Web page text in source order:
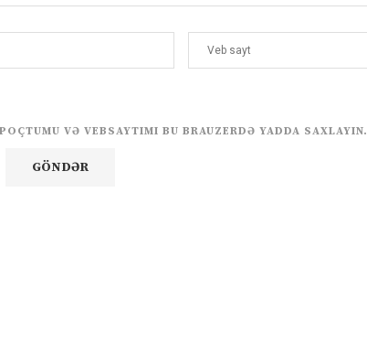
VƏ VEBSAYTIMI BU BRAUZERDƏ YADDA SAXLAYIN.